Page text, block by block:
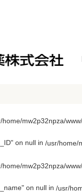
home/mw2p32npza/
on null in /usr/home/
home/mw2p32npza/
on null in /usr/